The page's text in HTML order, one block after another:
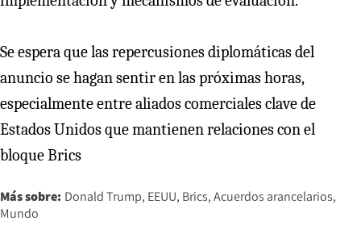
Se espera que las repercusiones diplomáticas del
anuncio se hagan sentir en las próximas horas,
especialmente entre aliados comerciales clave de
Estados Unidos que mantienen relaciones con el
bloque Brics
Más sobre: Donald Trump EEUU Brics Acuerdos arancelarios
Mundo